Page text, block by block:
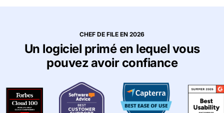
CHEF DE FILE EN 2026
Un logiciel primé en lequel vous
pouvez avoir confiance